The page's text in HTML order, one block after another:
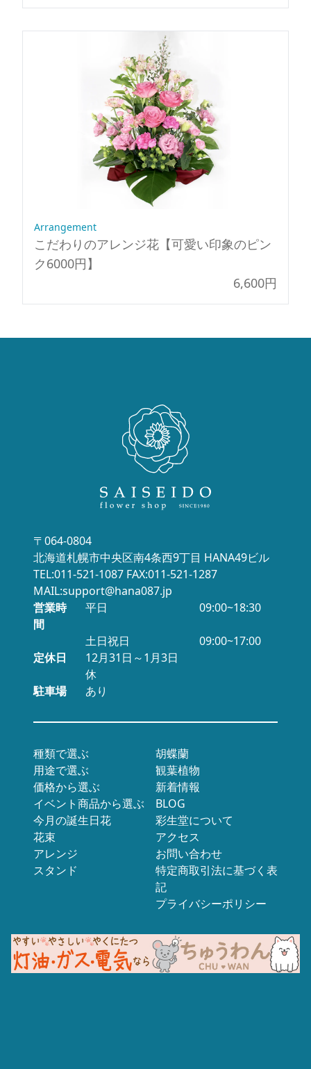
Arrangement
こだわりのアレンジ花【可愛い印象のピン
ク6000円】
6,600円
〒064-0804
北海道札幌市中央区南4条西9丁目 HANA49ビル
TEL:011-521-1087 FAX:011-521-1287
MAIL:support@hana087.jp
営業時
間
平日 09:00~18:30
土日祝日
09:00~17:00
定休日
12月31日～1月3日
休
駐車場
あり
種類で選ぶ
用途で選ぶ
価格から選ぶ
イベント商品から選ぶ
今月の誕生日花
花束
アレンジ
スタンド
胡蝶蘭
観葉植物
新着情報
BLOG
彩生堂について
アクセス
お問い合わせ
特定商取引法に基づく表
記
プライバシーポリシー